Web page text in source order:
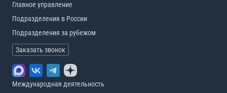
Главное управление
Подразделения в России
Подразделения за рубежом
Заказать звонок
Международная деятельность